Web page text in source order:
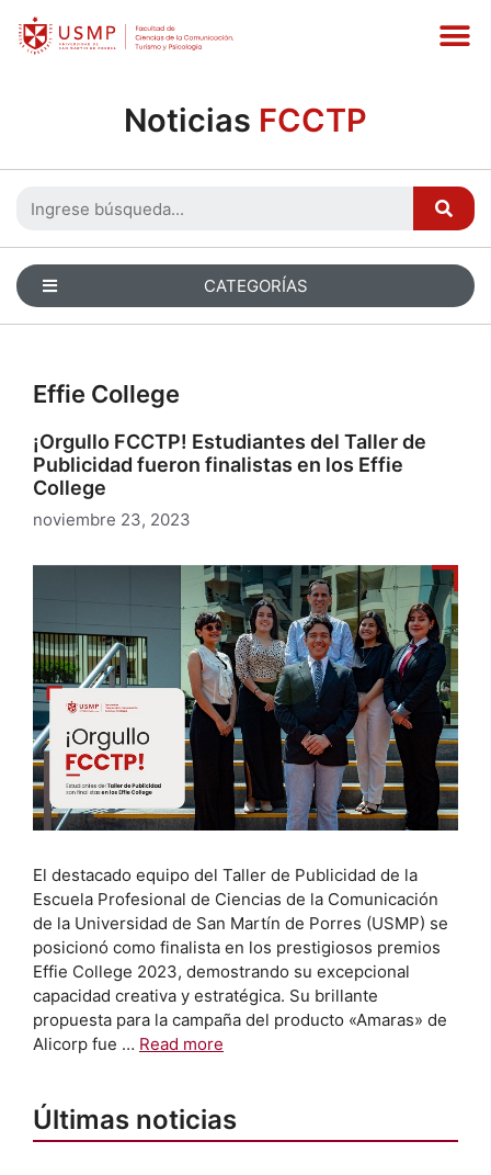
Noticias FCCTP
CATEGORÍAS
Effie College
¡Orgullo FCCTP! Estudiantes del Taller de
Publicidad fueron finalistas en los Effie
College
noviembre 23, 2023
El destacado equipo del Taller de Publicidad de la
Escuela Profesional de Ciencias de la Comunicación
de la Universidad de San Martín de Porres (USMP) se
posicionó como finalista en los prestigiosos premios
Effie College 2023, demostrando su excepcional
capacidad creativa y estratégica. Su brillante
propuesta para la campaña del producto «Amaras» de
Alicorp fue … Read more
Últimas noticias